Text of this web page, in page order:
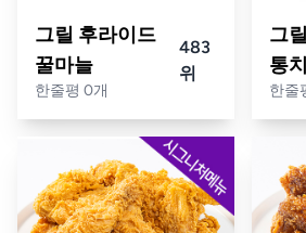
그릴 후라이드
꿀마늘
한줄평 0개
483
위
그
통
한줄